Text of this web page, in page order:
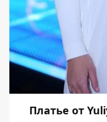
Платье от